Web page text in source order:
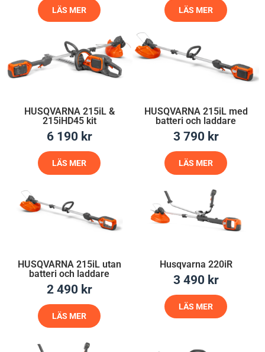
LÄS MER LÄS MER
HUSQVARNA 215iL &
215iHD45 kit
6 190 kr
LÄS MER
HUSQVARNA 215iL med
batteri och laddare
3 790 kr
LÄS MER
HUSQVARNA 215iL utan
batteri och laddare
2 490 kr
LÄS MER
Husqvarna 220iR
3 490 kr
LÄS MER